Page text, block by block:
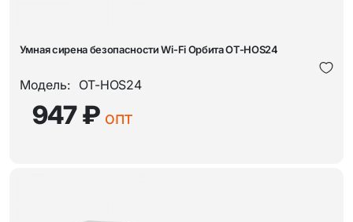
Умная сирена безопасности Wi-Fi Орбита OT-HOS24
Модель: OT-HOS24
947 ₽ опт